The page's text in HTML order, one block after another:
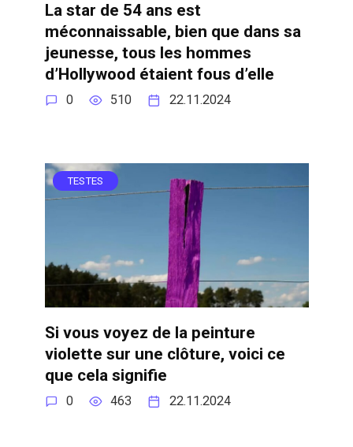
La star de 54 ans est
méconnaissable, bien que dans sa
jeunesse, tous les hommes
d’Hollywood étaient fous d’elle
0 510 22.11.2024
TESTES
Si vous voyez de la peinture
violette sur une clôture, voici ce
que cela signifie
0 463 22.11.2024